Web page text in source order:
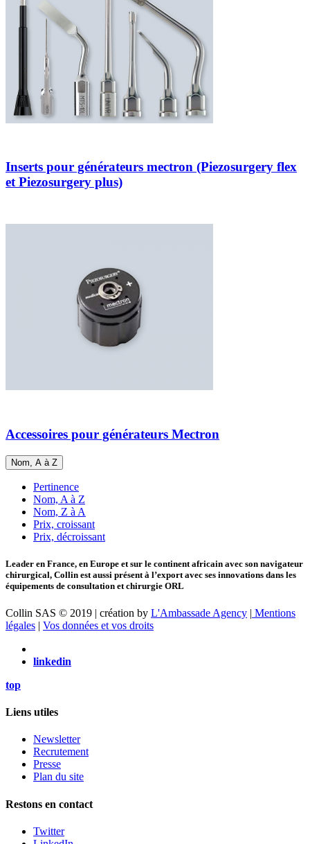
Inserts pour générateurs mectron (Piezosurgery flex
et Piezosurgery plus)
Accessoires pour générateurs Mectron
Nom, A à Z
Pertinence
Nom, A à Z
Nom, Z à A
Prix, croissant
Prix, décroissant
Leader en France, en Europe et sur le continent africain avec son navigateur
chirurgical, Collin est aussi présent à l’export avec ses innovations dans les
équipements de consultation et chirurgie ORL
Collin SAS © 2019 | création by L'Ambassade Agency | Mentions
légales | Vos données et vos droits
linkedin
top
Liens utiles
Newsletter
Recrutement
Presse
Plan du site
Restons en contact
Twitter